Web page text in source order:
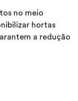
no meio
hortas
a redução